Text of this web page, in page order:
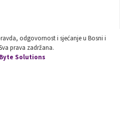
odgovornost i sjećanje u Bosni i
prava zadržana.
Solutions